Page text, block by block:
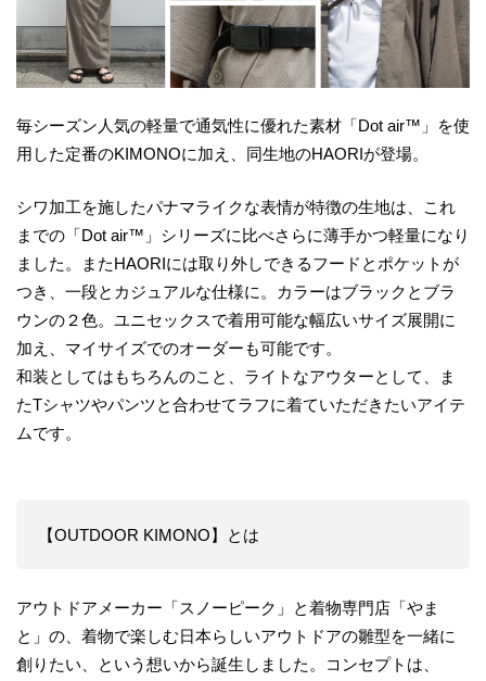
毎シーズン人気の軽量で通気性に優れた素材「Dot air™️」を使
用した定番のKIMONOに加え、同生地のHAORIが登場。
シワ加工を施したパナマライクな表情が特徴の生地は、これ
までの「Dot air™️」シリーズに比べさらに薄手かつ軽量になり
ました。またHAORIには取り外しできるフードとポケットが
つき、一段とカジュアルな仕様に。カラーはブラックとブラ
ウンの２色。ユニセックスで着用可能な幅広いサイズ展開に
加え、マイサイズでのオーダーも可能です。
和装としてはもちろんのこと、ライトなアウターとして、ま
たTシャツやパンツと合わせてラフに着ていただきたいアイテ
ムです。
【OUTDOOR KIMONO】とは
アウトドアメーカー「スノーピーク」と着物専門店「やま
と」の、着物で楽しむ日本らしいアウトドアの雛型を一緒に
創りたい、という想いから誕生しました。コンセプトは、